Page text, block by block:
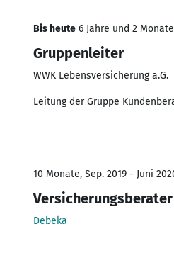
Bis heute 6 Jahre und 2
Gruppenleiter
WWK Lebensversicherung a.G.
Leitung der Gruppe
10 Monate, Sep. 2019 - Juni
Versicherungsberater
Debeka